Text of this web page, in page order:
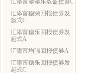
汇添富添添乐双盈债券C
汇添富稳荣回报债券发
起式C
汇添富稳乐回报债券发
起式A
汇添富增强回报债券A
汇添富稳乐回报债券发
起式C